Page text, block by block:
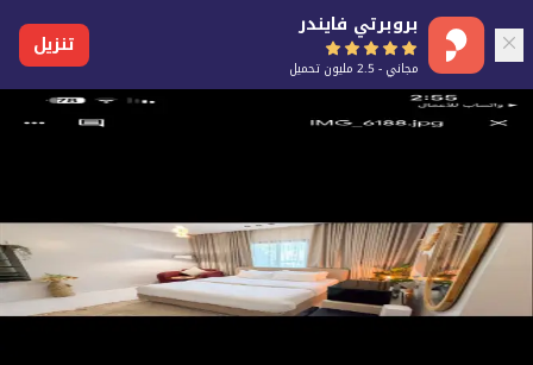
بروبرتي فايندر
مجاني - 2.5 مليون تحميل
تنزيل